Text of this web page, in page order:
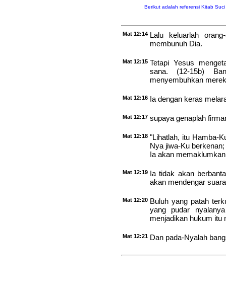
Berikut adalah referensi Kitab
Mat 12:14 Lalu keluarlah
membunuh Dia.
Mat 12:15 Tetapi Yesus
sana. (12-15b)
menyembuhkan
Mat 12:16 Ia dengan keras
Mat 12:17 supaya genaplah
Mat 12:18 "Lihatlah, itu Hamba-
Nya jiwa-Ku
Ia akan
Mat 12:19 Ia tidak akan
akan mendengar
Mat 12:20 Buluh yang patah
yang pudar
menjadikan hukum itu
Mat 12:21 Dan pada-Nyalah